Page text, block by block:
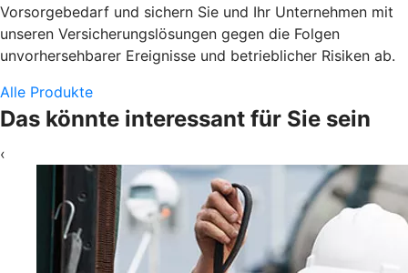
Vorsorgebedarf und sichern Sie und Ihr Unternehmen mit
unseren Versicherungslösungen gegen die Folgen
unvorhersehbarer Ereignisse und betrieblicher Risiken ab.
Alle Produkte
Das könnte interessant für Sie sein
‹